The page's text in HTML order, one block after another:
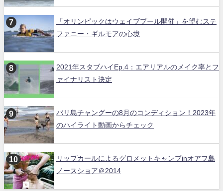
「オリンピックはウェイブプール開催」を望むステ
ファニー・ギルモアの心境
2021年スタブハイEp.4：エアリアルのメイク率とフ
ァイナリスト決定
バリ島チャングーの8月のコンディション！2023年
のハイライト動画からチェック
リップカールによるグロメットキャンプinオアフ島
ノースショア＠2014